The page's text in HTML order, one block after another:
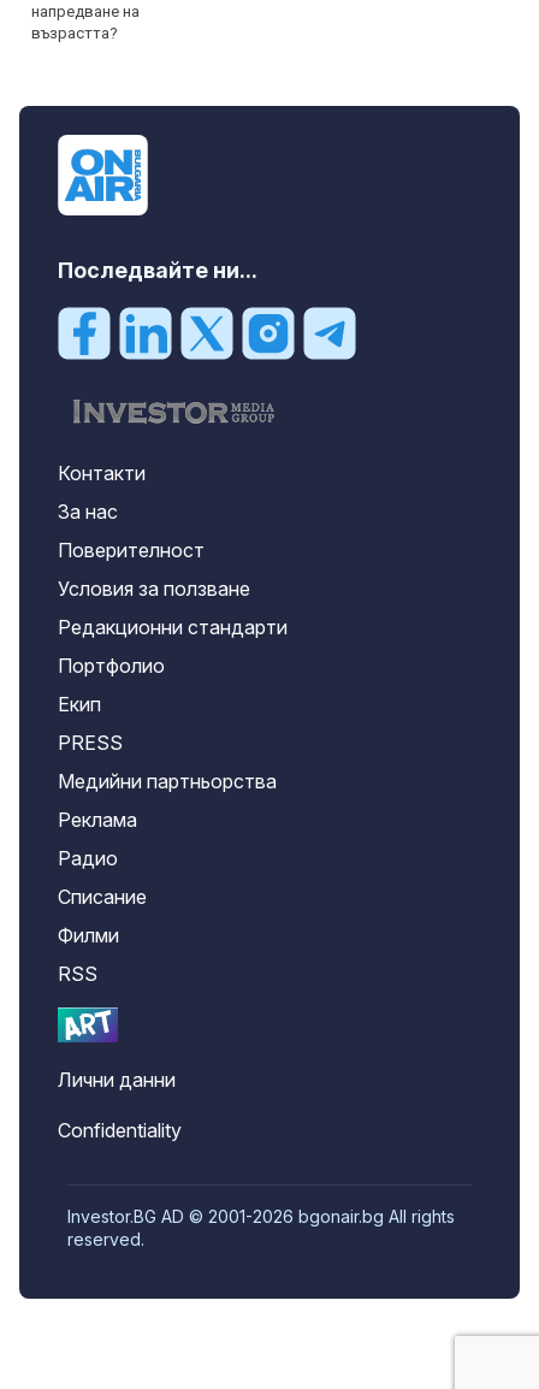
Последвайте ни...
Контакти
За нас
Поверителност
Условия за ползване
Редакционни стандарти
Портфолио
Екип
PRESS
Медийни партньорства
Реклама
Радио
Списание
Филми
RSS
Лични данни
Confidentiality
Investor.BG AD © 2001-2026 bgonair.bg All rights
reserved.